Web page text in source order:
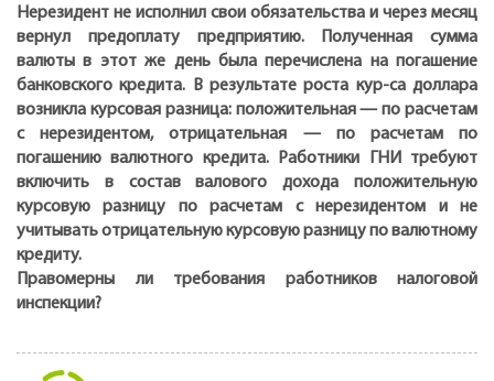
Нерезидент не исполнил свои обязательства и через месяц
вернул предоплату предприятию. Полученная сумма
валюты в этот же день была перечислена на погашение
банковского кредита. В результате роста кур-са доллара
возникла курсовая разница: положительная — по расчетам
с нерезидентом, отрицательная — по расчетам по
погашению валютного кредита. Работники ГНИ требуют
включить в состав валового дохода положительную
курсовую разницу по расчетам с нерезидентом и не
учитывать отрицательную курсовую разницу по валютному
кредиту.
Правомерны ли требования работников налоговой
инспекции?